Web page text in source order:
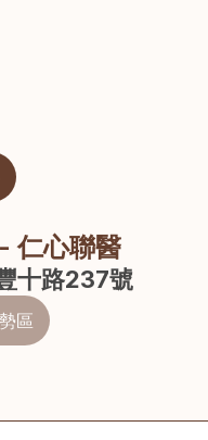
仁心聯醫
十路237號
區